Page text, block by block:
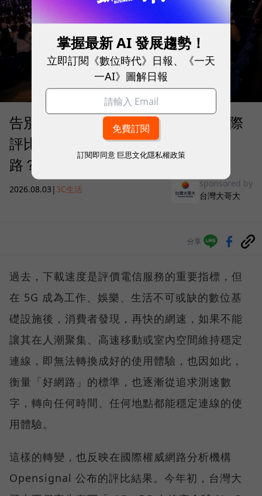
告別「極速迷思」！Opensignal 國際
評比揭密：什麼才是 5G 時代的好網
路？
2026.08.03 | 3C生活
sponsored by
台灣大哥大
分享
過去，下載速度是評價電信服務的重要指標，但
在 5G 成為工作、娛樂、生活不可或缺的數位基
礎設施後，消費者發現，再快的網速，如果不能
讓其在人潮聚集、高速移動或室內空間維持穩定
連線，即無法轉換成好的使用體驗，也因如此，
衡量「好網路」的標準，也逐漸從追求測速數
字，轉向任何時間、任何地點都能穩定連線的使
用體驗。
這樣的轉變，也反映在國際權威網路分析機構
Opensignal 公布的評比結果。今年初，台灣大
掌握最新 AI 發展趨勢！
立即訂閱《數位時代》日報、《一天
一AI》圖解日報
訂閱即同意 巨思文化隱私權政策